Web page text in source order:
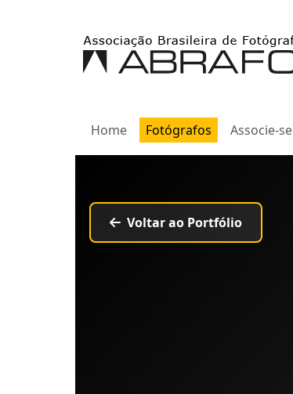
Home Fotógrafos Associe-se
Voltar ao Portfólio